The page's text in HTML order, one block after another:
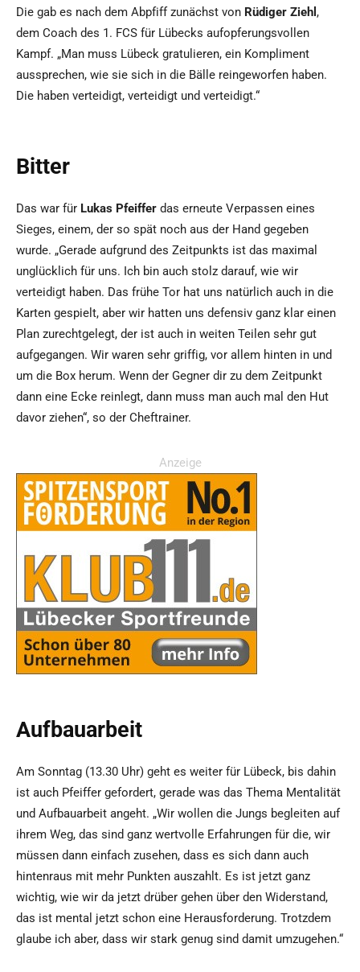
Die gab es nach dem Abpfiff zunächst von Rüdiger Ziehl ,
dem Coach des 1. FCS für Lübecks aufopferungsvollen
Kampf. „Man muss Lübeck gratulieren, ein Kompliment
aussprechen, wie sie sich in die Bälle reingeworfen haben.
Die haben verteidigt, verteidigt und verteidigt.“
Bitter
Das war für Lukas Pfeiffer das erneute Verpassen eines
Sieges, einem, der so spät noch aus der Hand gegeben
wurde. „Gerade aufgrund des Zeitpunkts ist das maximal
unglücklich für uns. Ich bin auch stolz darauf, wie wir
verteidigt haben. Das frühe Tor hat uns natürlich auch in die
Karten gespielt, aber wir hatten uns defensiv ganz klar einen
Plan zurechtgelegt, der ist auch in weiten Teilen sehr gut
aufgegangen. Wir waren sehr griffig, vor allem hinten in und
um die Box herum. Wenn der Gegner dir zu dem Zeitpunkt
dann eine Ecke reinlegt, dann muss man auch mal den Hut
davor ziehen“, so der Cheftrainer.
Anzeige
Aufbauarbeit
Am Sonntag (13.30 Uhr) geht es weiter für Lübeck, bis dahin
ist auch Pfeiffer gefordert, gerade was das Thema Mentalität
und Aufbauarbeit angeht. „Wir wollen die Jungs begleiten auf
ihrem Weg, das sind ganz wertvolle Erfahrungen für die, wir
müssen dann einfach zusehen, dass es sich dann auch
hintenraus mit mehr Punkten auszahlt. Es ist jetzt ganz
wichtig, wie wir da jetzt drüber gehen über den Widerstand,
das ist mental jetzt schon eine Herausforderung. Trotzdem
glaube ich aber, dass wir stark genug sind damit umzugehen.“